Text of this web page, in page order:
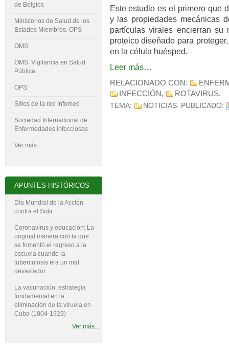
Este estudio es el primero que
y las propiedades mecánicas
partículas virales encierran su
proteico diseñado para
en la célula huésped.
Leer más…
RELACIONADO CON:
INFECCIÓN, ROTAVIRUS.
TEMA: NOTICIAS. PUBLICADO:
de Bélgica
Ministerios de Salud de los
Estados Miembros. OPS
OMS
OMS: Vigilancia en Salud
Pública
OPS
Sitios de la red Infomed
Sociedad Internacional de
Enfermedades infecciosas
Ver más
APUNTES HISTÓRICOS
Día Mundial de la Acción
contra el Sida
Coronavirus y educación: La
original manera con la que
se fomentó el regreso a la
escuela cuando la
tuberculosis era un mal
devastador
La vacunación: estrategia
fundamental en la
eliminación de la viruela en
Cuba (1804-‍1923)
Ver más...